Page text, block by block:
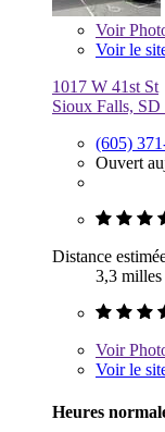
Voir
Voir le
1017 W 41st St
Sioux Falls, SD
(605)
Ouvert
Distance
3,3 milles
Voir
Voir le
Heures